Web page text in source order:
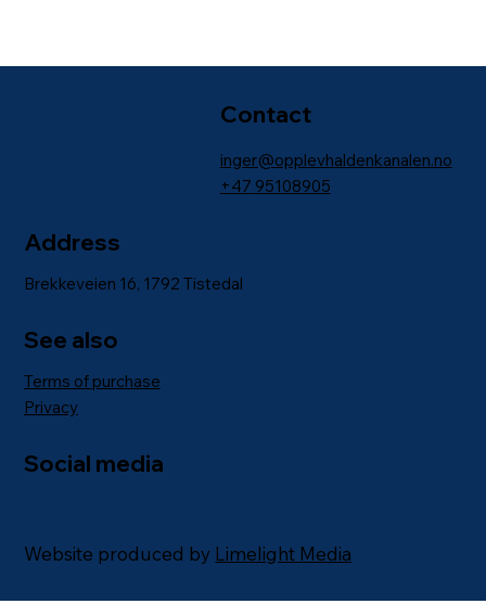
Contact
inger@opplevhaldenkanalen.no
+47 95108905
Address
Brekkeveien 16, 1792 Tistedal
Social media
See also
Terms of purchase
Privacy
Website produced by Limelight Media